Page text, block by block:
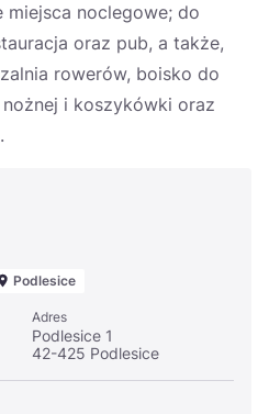
noclegowe; do
oraz pub, a także,
rowerów, boisko do
i koszykówki oraz
Podlesice
Adres
Podlesice 1
42-425 Podlesice